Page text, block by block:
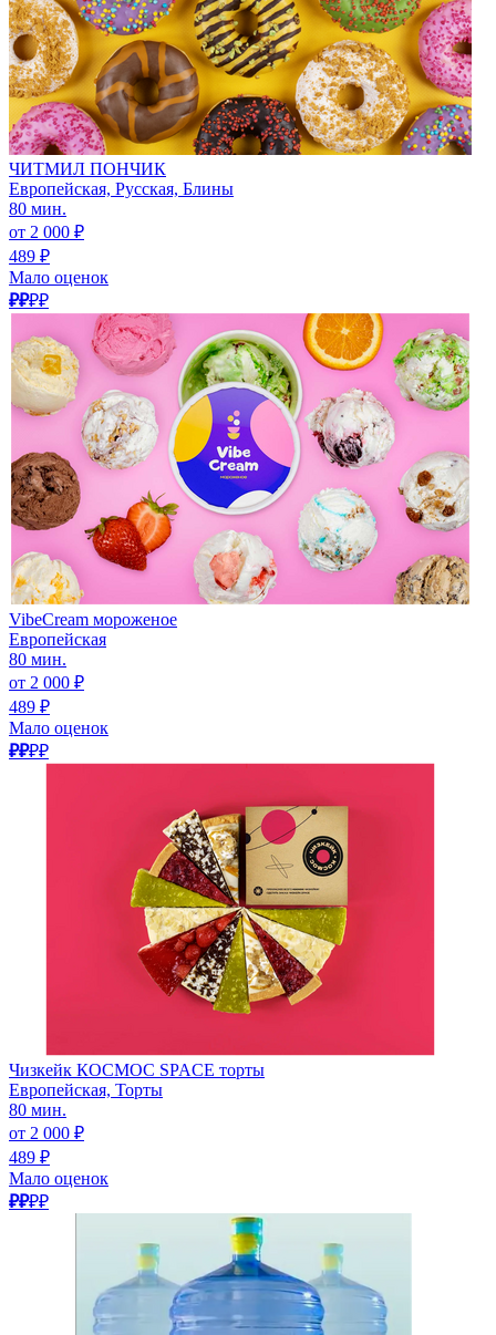
ЧИТМИЛ ПОНЧИК
Европейская, Русская, Блины
80 мин.
от 2 000 ₽
489 ₽
Мало оценок
₽₽₽₽
VibeCream мороженое
Европейская
80 мин.
от 2 000 ₽
489 ₽
Мало оценок
₽₽₽₽
Чизкейк КОСМОС SPACE торты
Европейская, Торты
80 мин.
от 2 000 ₽
489 ₽
Мало оценок
₽₽₽₽